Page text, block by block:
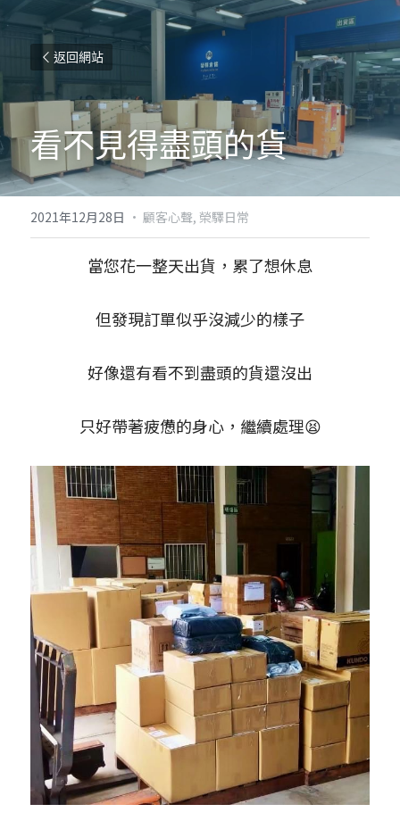
返回網站
看不見得盡頭的貨
2021年12月28日 · 顧客心聲, 榮驛日常
當您花一整天出貨，累了想休息
但發現訂單似乎沒減少的樣子
好像還有看不到盡頭的貨還沒出
只好帶著疲憊的身心，繼續處理😫